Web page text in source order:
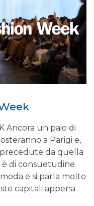
Ancora un paio di
a Parigi e,
da quella
è di consuetudine
e si parla molto
capitali appena